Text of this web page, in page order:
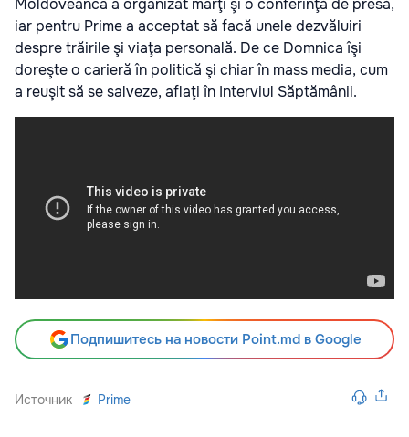
Moldoveanca a organizat marţi şi o conferinţă de presă,
iar pentru Prime a acceptat să facă unele dezvăluiri
despre trăirile şi viaţa personală. De ce Domnica îşi
doreşte o carieră în politică şi chiar în mass media, cum
a reuşit să se salveze, aflaţi în Interviul Săptămânii.
Подпишитесь на новости Point.md в Google
Источник Prime